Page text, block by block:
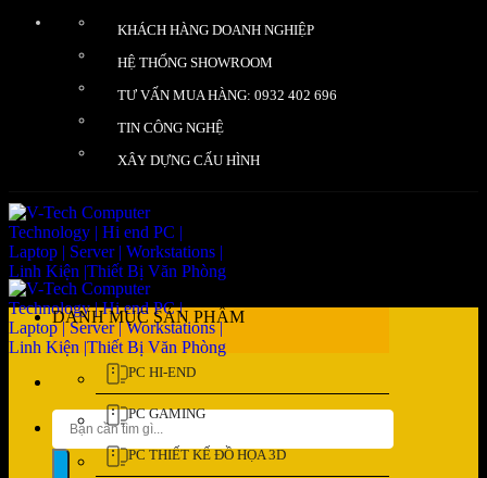
KHÁCH HÀNG DOANH NGHIỆP
HỆ THỐNG SHOWROOM
TƯ VẤN MUA HÀNG: 0932 402 696
TIN CÔNG NGHỆ
XÂY DỰNG CẤU HÌNH
Tìm
kiếm:
DANH MỤC SẢN PHẨM
PC HI-END
PC GAMING
PC THIẾT KẾ ĐỒ HỌA 3D